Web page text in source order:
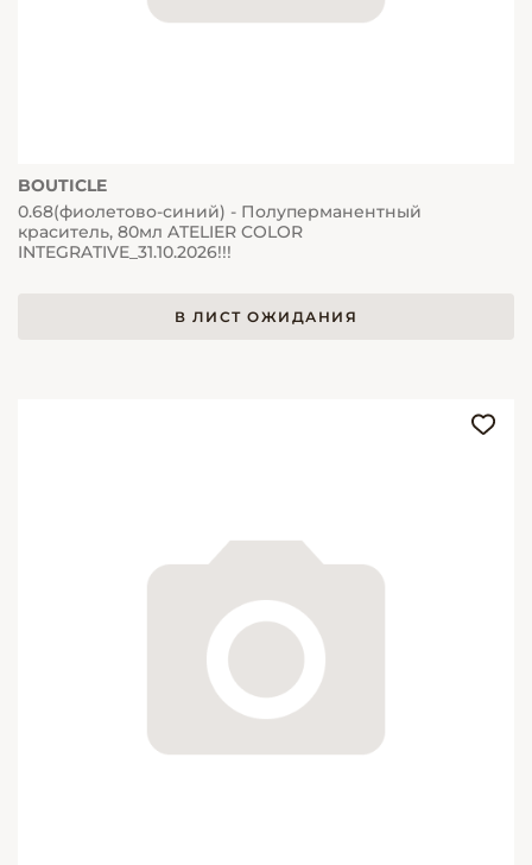
BOUTICLE
0.68(фиолетово-синий) - Полуперманентный
краситель, 80мл ATELIER COLOR
INTEGRATIVE_31.10.2026!!!
В ЛИСТ ОЖИДАНИЯ